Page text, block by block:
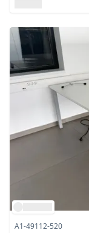
A1-49112-520